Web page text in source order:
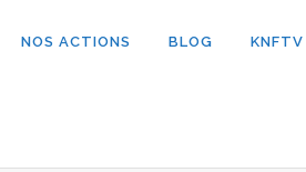
NOS ACTIONS BLOG KNFTV